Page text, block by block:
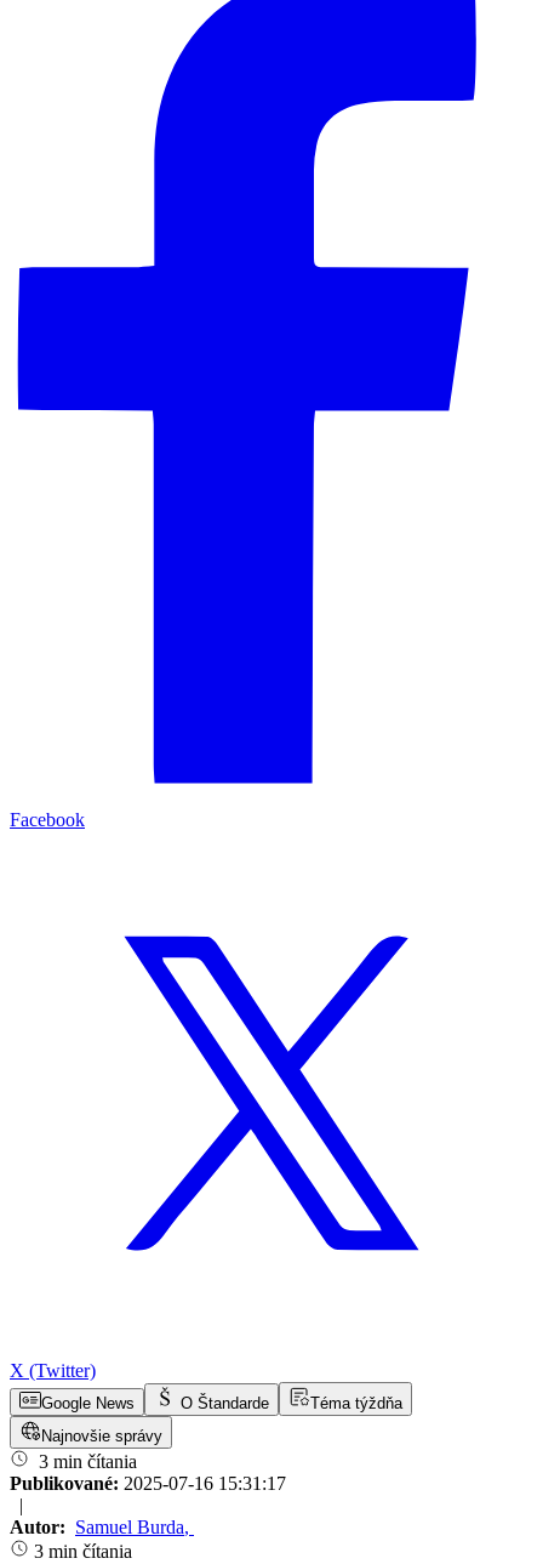
Facebook
X (Twitter)
Google News O Štandarde
Téma týždňa
Najnovšie správy
3 min čítania
Publikované: 2025-07-16 15:31:17
|
Autor: Samuel Burda,
3 min čítania